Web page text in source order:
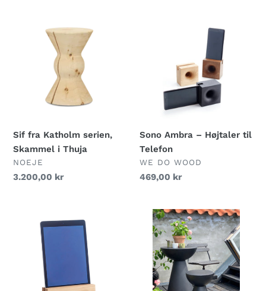
Katholm
Skammel
Sif fra Katholm serien,
Skammel i Thuja
FORHANDLER
NOEJE
Normalpris
3.200,00 kr
Sono Ambra – Højtaler til
Telefon
FORHANDLER
WE DO WOOD
Normalpris
469,00 kr
Ambra
Højtaler
Dark
Moon
Table